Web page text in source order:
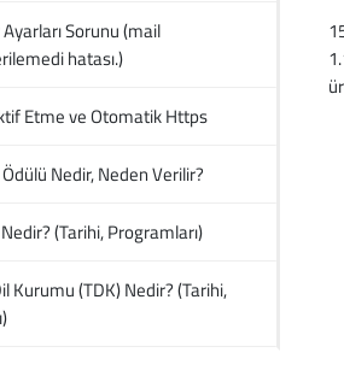
Sorunu (mail
hatası.)
Etme ve Otomatik Https
Nedir, Neden Verilir?
(Tarihi, Programları)
Kurumu (TDK) Nedir? (Tarihi,